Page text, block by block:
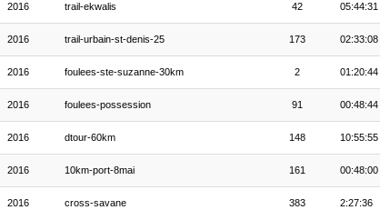
2016 trail-ekwalis 42 05:44:31
2016 trail-urbain-st-denis-25 173 02:33:08
2016 foulees-ste-suzanne-30km 2 01:20:44
2016 foulees-possession 91 00:48:44
2016 dtour-60km 148 10:55:55
2016 10km-port-8mai 161 00:48:00
2016 cross-savane 383 2:27:36